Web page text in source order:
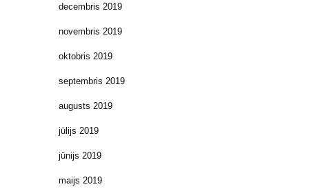
decembris 2019
novembris 2019
oktobris 2019
septembris 2019
augusts 2019
jūlijs 2019
jūnijs 2019
maijs 2019